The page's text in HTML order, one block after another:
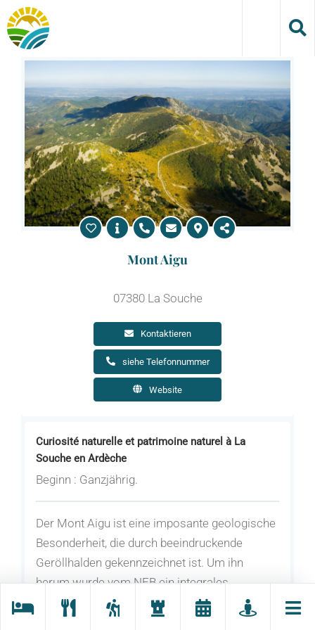
Skip
to
content
Curiosité naturelle et patrimoine naturel à La
Souche en Ardèche
Beginn : Ganzjährig.
Der Mont Aigu ist eine imposante geologische
Besonderheit, die durch beeindruckende
Geröllhalden gekennzeichnet ist. Um ihn
herum wurde vom NFB ein integrales
biologisches Reservat eingerichtet, das von
einem außergewöhnlichen Naturerbe zeugt.
Mont Aigu
07380 La Souche
Kontaktieren
siehe Telefonnummer
Website